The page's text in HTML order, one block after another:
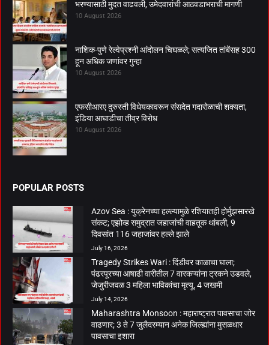
भरण्यासाठी मुदत वाढवली, उमेदवारांची आठवडाभराची मागणी
10 August 2026
नाशिक-पुणे रेल्वेप्रश्नी आंदोलन चिघळले; सत्यजित तांबेंसह 300
हून अधिक जणांवर गुन्हा
10 August 2026
एफसीआरए दुरुस्ती विधेयकावरून संसदेत गदारोळाची शक्यता,
इंडिया आघाडीचा तीव्र विरोध
10 August 2026
POPULAR POSTS
Azov Sea : युक्रेनच्या हल्ल्यामुळे रशियातही होर्मुझसारखे
संकट; एझोव्ह समुद्रात जहाजांची वाहतूक थांबली, 9
दिवसांत 116 जहाजांवर हल्ले झाले
July 16, 2026
Tragedy Strikes Wari : दिंडीवर काळाचा घाला;
पंढरपूरच्या आषाढी वारीतील 7 वारकऱ्यांना ट्रकने उडवले,
जेजुरीजवळ 3 महिला भाविकांचा मृत्यू, 4 जखमी
July 14, 2026
Maharashtra Monsoon : महाराष्ट्रात पावसाचा जोर
वाढणार; 3 ते 7 जुलैदरम्यान अनेक जिल्ह्यांना मुसळधार
पावसाचा इशारा